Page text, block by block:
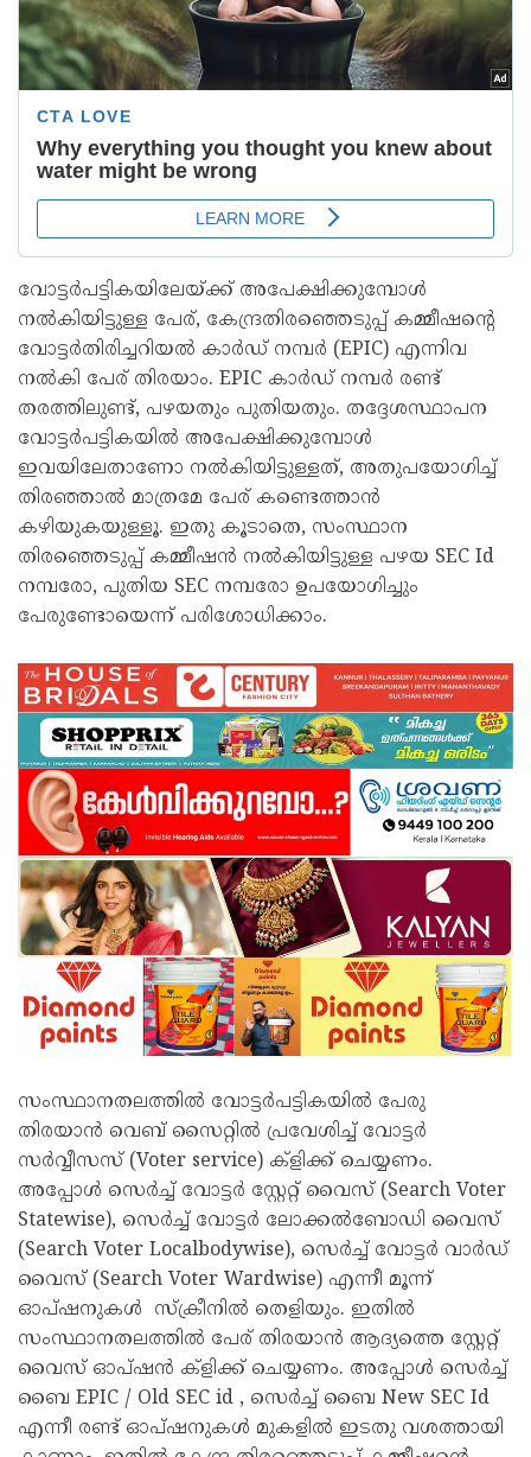
വോട്ടർപട്ടികയിലേയ്ക്ക് അപേക്ഷിക്കുമ്പോൾ
നൽകിയിട്ടുള്ള പേര്, കേന്ദ്രതിരഞ്ഞെടുപ്പ് കമ്മീഷന്റെ
വോട്ടർതിരിച്ചറിയൽ കാർഡ് നമ്പർ (EPIC) എന്നിവ
നൽകി പേര് തിരയാം. EPIC കാർഡ് നമ്പർ രണ്ട്
തരത്തിലുണ്ട്, പഴയതും പുതിയതും. തദ്ദേശസ്ഥാപന
വോട്ടർപട്ടികയിൽ അപേക്ഷിക്കുമ്പോൾ
ഇവയിലേതാണോ നൽകിയിട്ടുള്ളത്, അതുപയോഗിച്ച്
തിരഞ്ഞാൽ മാത്രമേ പേര് കണ്ടെത്താൻ
കഴിയുകയുള്ളൂ. ഇതു കൂടാതെ, സംസ്ഥാന
തിരഞ്ഞെടുപ്പ് കമ്മീഷൻ നൽകിയിട്ടുള്ള പഴയ SEC Id
നമ്പരോ, പുതിയ SEC നമ്പരോ ഉപയോഗിച്ചും
പേരുണ്ടോയെന്ന് പരിശോധിക്കാം.
സംസ്ഥാനതലത്തിൽ വോട്ടർപട്ടികയിൽ പേരു
തിരയാൻ വെബ് സൈറ്റിൽ പ്രവേശിച്ച് വോട്ടർ
സർവ്വീസസ് (Voter service) ക്ളിക്ക് ചെയ്യണം.
അപ്പോൾ സെർച്ച് വോട്ടർ സ്റ്റേറ്റ് വൈസ് (Search Voter
Statewise), സെർച്ച് വോട്ടർ ലോക്കൽബോഡി വൈസ്
(Search Voter Localbodywise), സെർച്ച് വോട്ടർ വാർഡ്
വൈസ് (Search Voter Wardwise) എന്നീ മൂന്ന്
ഓപ്ഷനുകൾ സ്ക്രീനിൽ തെളിയും. ഇതിൽ
സംസ്ഥാനതലത്തിൽ പേര് തിരയാൻ ആദ്യത്തെ സ്റ്റേറ്റ്
വൈസ് ഓപ്ഷൻ ക്ളിക്ക് ചെയ്യണം. അപ്പോൾ സെർച്ച്
ബൈ EPIC / Old SEC id , സെർച്ച് ബൈ New SEC Id
എന്നീ രണ്ട് ഓപ്ഷനുകൾ മുകളിൽ ഇടതു വശത്തായി